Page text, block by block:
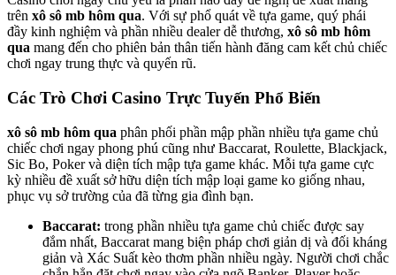
trên xô sô mb hôm qua. Với sự phổ quát về tựa game, quý phái
đầy kinh nghiệm và phần nhiều dealer dễ thương, xô sô mb hôm
qua mang đến cho phiên bản thân tiến hành đăng cam kết chủ chiếc
chơi ngay trung thực và quyến rũ.
Các Trò Chơi Casino Trực Tuyến Phổ Biến
xô sô mb hôm qua phân phối phần mập phần nhiều tựa game chủ
chiếc chơi ngay phong phú cũng như Baccarat, Roulette, Blackjack,
Sic Bo, Poker và diện tích mập tựa game khác. Mỗi tựa game cực
kỳ nhiều đề xuất sở hữu diện tích mập loại game ko giống nhau,
phục vụ sở trường của đã từng gia đình bạn.
Baccarat: trong phần nhiều tựa game chủ chiếc được say
đắm nhất, Baccarat mang biện pháp chơi giản dị và đối kháng
giản và Xác Suất kèo thơm phần nhiều ngày. Người chơi chắc